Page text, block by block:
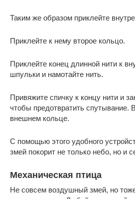
Таким же образом приклейте
Приклейте к нему второе кольцо.
Приклейте конец длинной нити к
шпульки и намотайте нить.
Привяжите спичку к концу нити и
чтобы предотвратить спутывание.
внешнем кольце.
С помощью этого удобного
змей покорит не только небо, но и
Механическая птица
Не совсем воздушный змей, но